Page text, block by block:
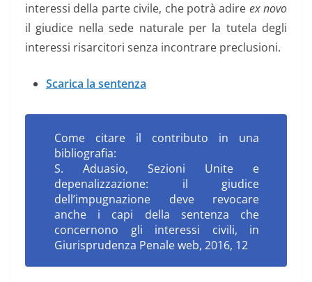
interessi della parte civile, che potrà adire ex novo
il giudice nella sede naturale per la tutela degli
interessi risarcitori senza incontrare preclusioni.
Scarica la sentenza
Come citare il contributo in una
bibliografia:
S. Aduasio, Sezioni Unite e
depenalizzazione: il giudice
dell’impugnazione deve revocare
anche i capi della sentenza che
concernono gli interessi civili, in
Giurisprudenza Penale web, 2016, 12